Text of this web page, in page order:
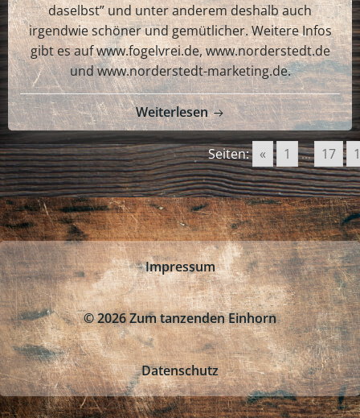
daselbst” und unter anderem deshalb auch
irgendwie schöner und gemütlicher. Weitere Infos
gibt es auf www.fogelvrei.de, www.norderstedt.de
und www.norderstedt-marketing.de.
Weiterlesen
Seiten: « 1 ... 17
Impressum
© 2026 Zum tanzenden Einhorn
Datenschutz